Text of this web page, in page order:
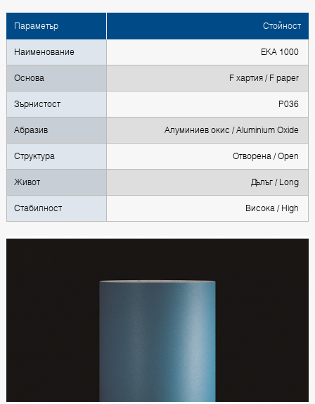
Параметър Стойност
Наименование EKA 1000
Основа F хартия / F paper
Зърнистост P036
Абразив Алуминиев окис / Aluminium Oxide
Структура Oтворена / Open
Живот Дълъг / Long
Стабилност Висока / High